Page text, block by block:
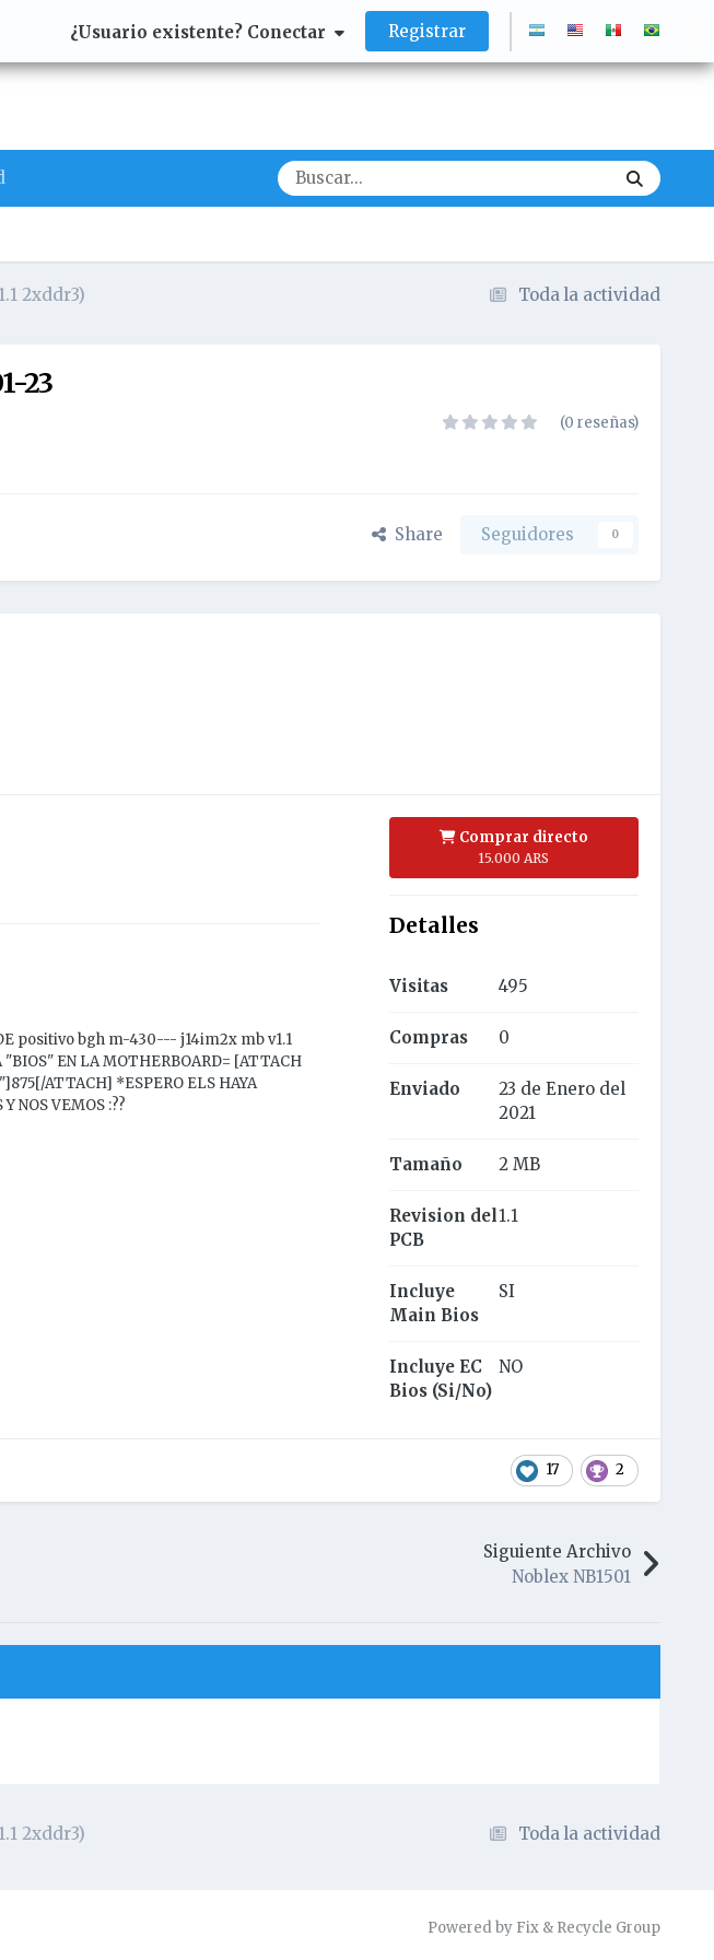
¿Usuario existente? Conectar Registrar
Toda la actividad
2xddr3)
23
(0 reseñas)
Share Seguidores 0
DE positivo bgh m-430--- j14im2x mb v1.1
EN LA MOTHERBOARD= [ATTACH
ATTACH] *ESPERO ELS HAYA
NOS VEMOS :??
Comprar directo
15.000 ARS
Detalles
Visitas 495
Compras 0
Enviado
23 de Enero del
2021
Tamaño 2 MB
Revision del
PCB
1.1
Incluye
Main Bios
SI
Incluye EC
Bios (Si/No)
NO
17 2
Siguiente Archivo
Noblex NB1501
Toda la actividad
2xddr3)
Powered by Fix & Recycle Group